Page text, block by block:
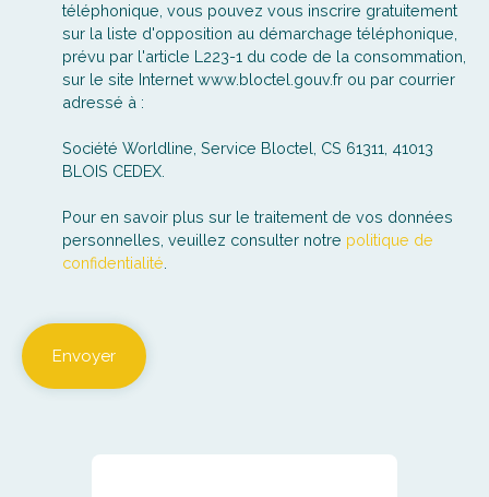
téléphonique, vous pouvez vous inscrire gratuitement
sur la liste d'opposition au démarchage téléphonique,
prévu par l'article L223-1 du code de la consommation,
sur le site Internet www.bloctel.gouv.fr ou par courrier
adressé à :
Société Worldline, Service Bloctel, CS 61311, 41013
BLOIS CEDEX.
Pour en savoir plus sur le traitement de vos données
personnelles, veuillez consulter notre politique de
confidentialité
Envoyer